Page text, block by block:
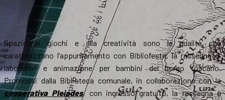
Spazio ai giochi e alla creatività sono le qualità che
caratterizzano l’appuntamento con Bibliofeste, la rassegna di
laboratori e animazione per bambini del borgo toscano.
Promossi dalla Biblioteca comunale, in collaborazione con la
cooperativa Pleiades, con ingresso gratuito, la rassegna è